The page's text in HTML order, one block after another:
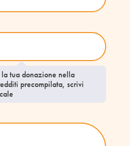
tua donazione nella
precompilata, scrivi